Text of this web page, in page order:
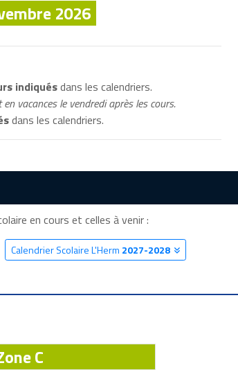
2026
indiquésdans les calendriers.
vacances le vendredi après les cours.
dans les calendriers.
en cours et celles à venir :
Calendrier Scolaire L'Herm 2027-2028
C